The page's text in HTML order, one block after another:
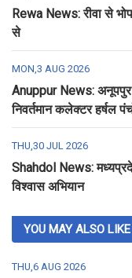
Rewa News: रीवा से
से
MON,3 AUG 2026
Anuppur News: अनूपपुर
निवर्तमान कलेक्टर हर्षल
THU,30 JUL 2026
Shahdol News:
विश्वास अभियान
YOU MAY ALSO LIKE
THU,6 AUG 2026